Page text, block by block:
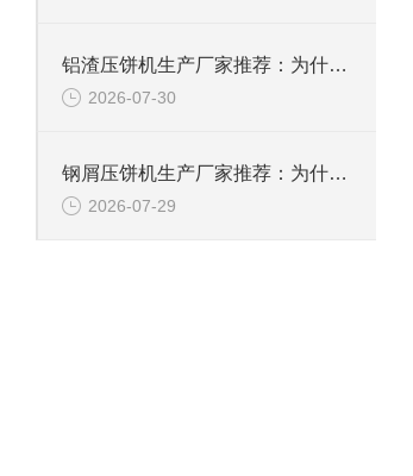
铝渣压饼机生产厂家推荐：为什么恩派特是值得信赖的选择？
2026-07-30
钢屑压饼机生产厂家推荐：为什么恩派特是您值得信赖的选择？
2026-07-29